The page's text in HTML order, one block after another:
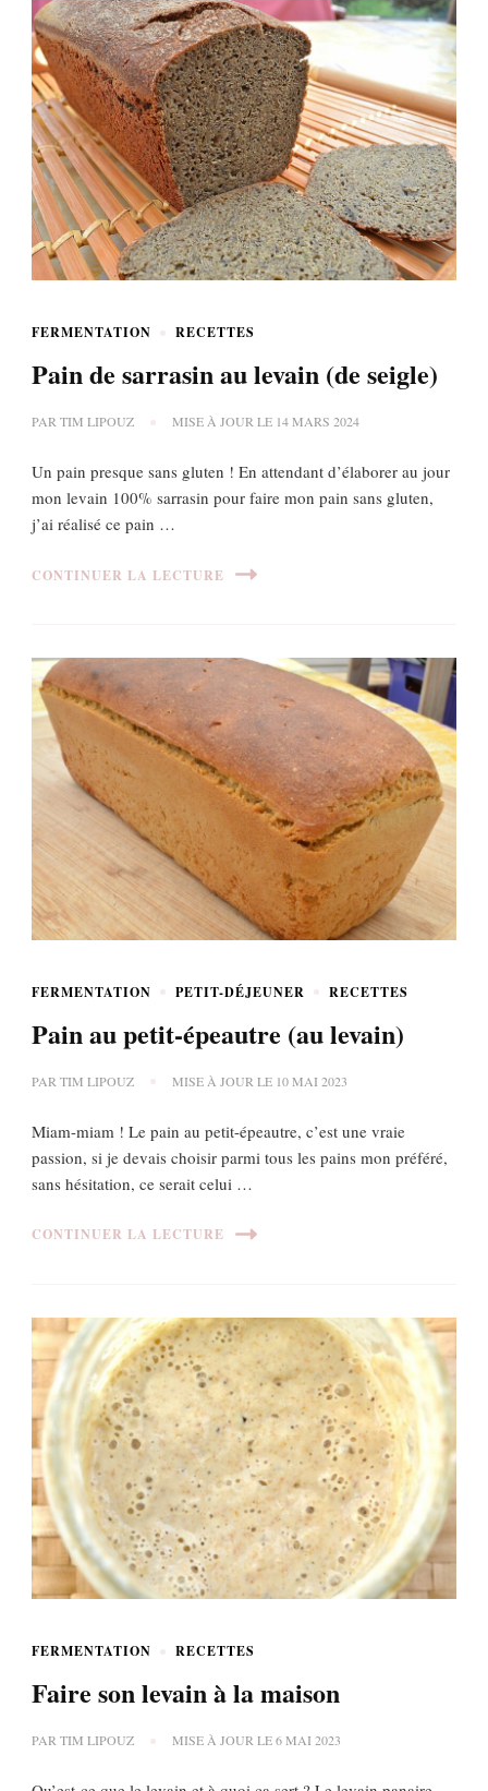
FERMENTATION RECETTES
Pain de sarrasin au levain (de seigle)
PAR TIM LIPOUZ MISE À JOUR LE 14 MARS 2024
Un pain presque sans gluten ! En attendant d’élaborer au jour
mon levain 100% sarrasin pour faire mon pain sans gluten,
j’ai réalisé ce pain …
CONTINUER LA LECTURE
FERMENTATION PETIT-DÉJEUNER RECETTES
Pain au petit-épeautre (au levain)
PAR TIM LIPOUZ MISE À JOUR LE 10 MAI 2023
Miam-miam ! Le pain au petit-épeautre, c’est une vraie
passion, si je devais choisir parmi tous les pains mon préféré,
sans hésitation, ce serait celui …
CONTINUER LA LECTURE
FERMENTATION RECETTES
Faire son levain à la maison
PAR TIM LIPOUZ MISE À JOUR LE6 MAI 2023